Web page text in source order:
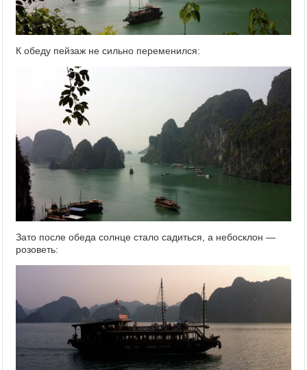
К обеду пейзаж не сильно переменился:
Зато после обеда солнце стало садиться, а небосклон —
розоветь: